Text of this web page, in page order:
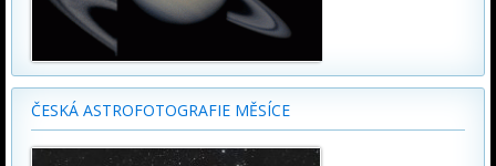
ČESKÁ ASTROFOTOGRAFIE MĚSÍCE